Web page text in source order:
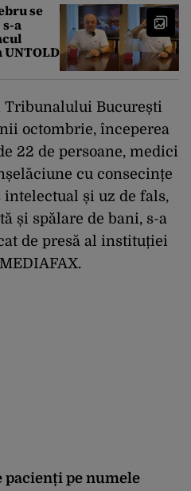
se
a
București
octombrie, începerea
22 de persoane, medici
cu consecințe
intelectual și uz de fals,
și spălare de bani, s-a
de presă al instituției
pacienți pe numele